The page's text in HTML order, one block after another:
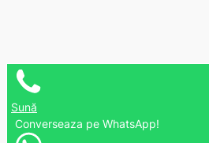
Sună
Converseaza pe WhatsApp!